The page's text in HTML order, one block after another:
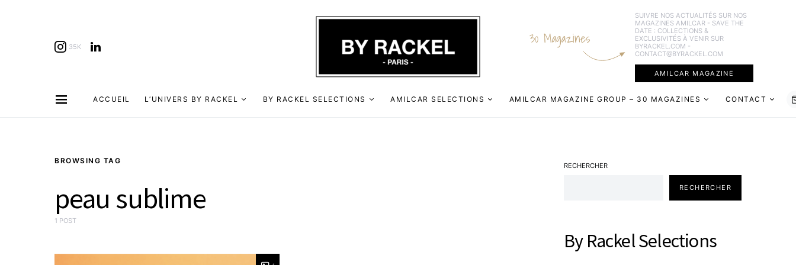
35K 30 Magazines
SUIVRE NOS ACTUALITÉS SUR NOS
MAGAZINES AMILCAR - SAVE THE
DATE : COLLECTIONS &
EXCLUSIVITÉS À VENIR SUR
BYRACKEL.COM -
CONTACT@BYRACKEL.COM
AMILCAR MAGAZINE
ACCUEIL L’UNIVERS BY RACKEL BY RACKEL SELECTIONS AMILCAR SELECTIONS AMILCAR MAGAZINE GROUP – 30 MAGAZINES CONTACT
BROWSING TAG
peau sublime
1 POST
RECHERCHER
RECHERCHER
By Rackel Selections